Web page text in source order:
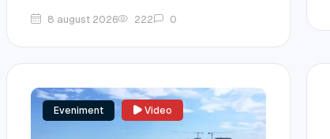
8 august 2026
222 0
Eveniment Video